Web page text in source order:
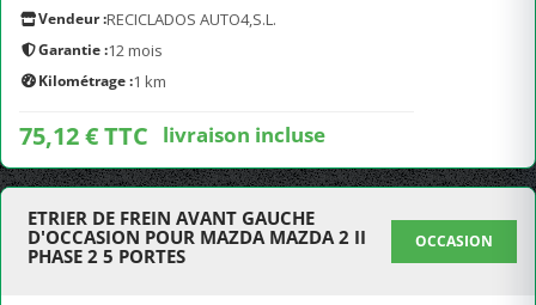
Vendeur :RECICLADOS AUTO4,S.L.
Garantie :12 mois
Kilométrage :1 km
75,12 € TTC livraison incluse
ETRIER DE FREIN AVANT GAUCHE
D'OCCASION POUR MAZDA MAZDA 2 II
PHASE 2 5 PORTES
OCCASION